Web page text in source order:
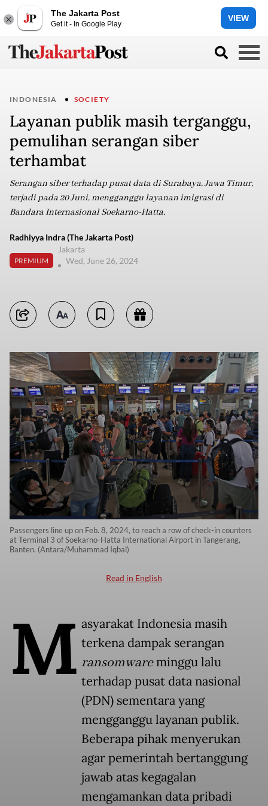
The Jakarta Post
Get it - In Google Play
VIEW
INDONESIA SOCIETY
Layanan publik masih terganggu,
pemulihan serangan siber
terhambat
Serangan siber terhadap pusat data di Surabaya, Jawa Timur,
terjadi pada 20 Juni, mengganggu layanan imigrasi di
Bandara Internasional Soekarno-Hatta.
Radhiyya Indra (The Jakarta Post)
PREMIUM
Jakarta
Wed, June 26, 2024
Passengers line up on Feb. 8, 2024, to reach a row of check-in counters
at Terminal 3 of Soekarno-Hatta International Airport in Tangerang,
Banten. (Antara/Muhammad Iqbal)
Read in English
M asyarakat Indonesia masih
terkena dampak serangan
ransomwareminggu lalu
terhadap pusat data nasional
(PDN) sementara yang
mengganggu layanan publik.
Beberapa pihak menyerukan
agar pemerintah bertanggung
jawab atas kegagalan
mengamankan data pribadi